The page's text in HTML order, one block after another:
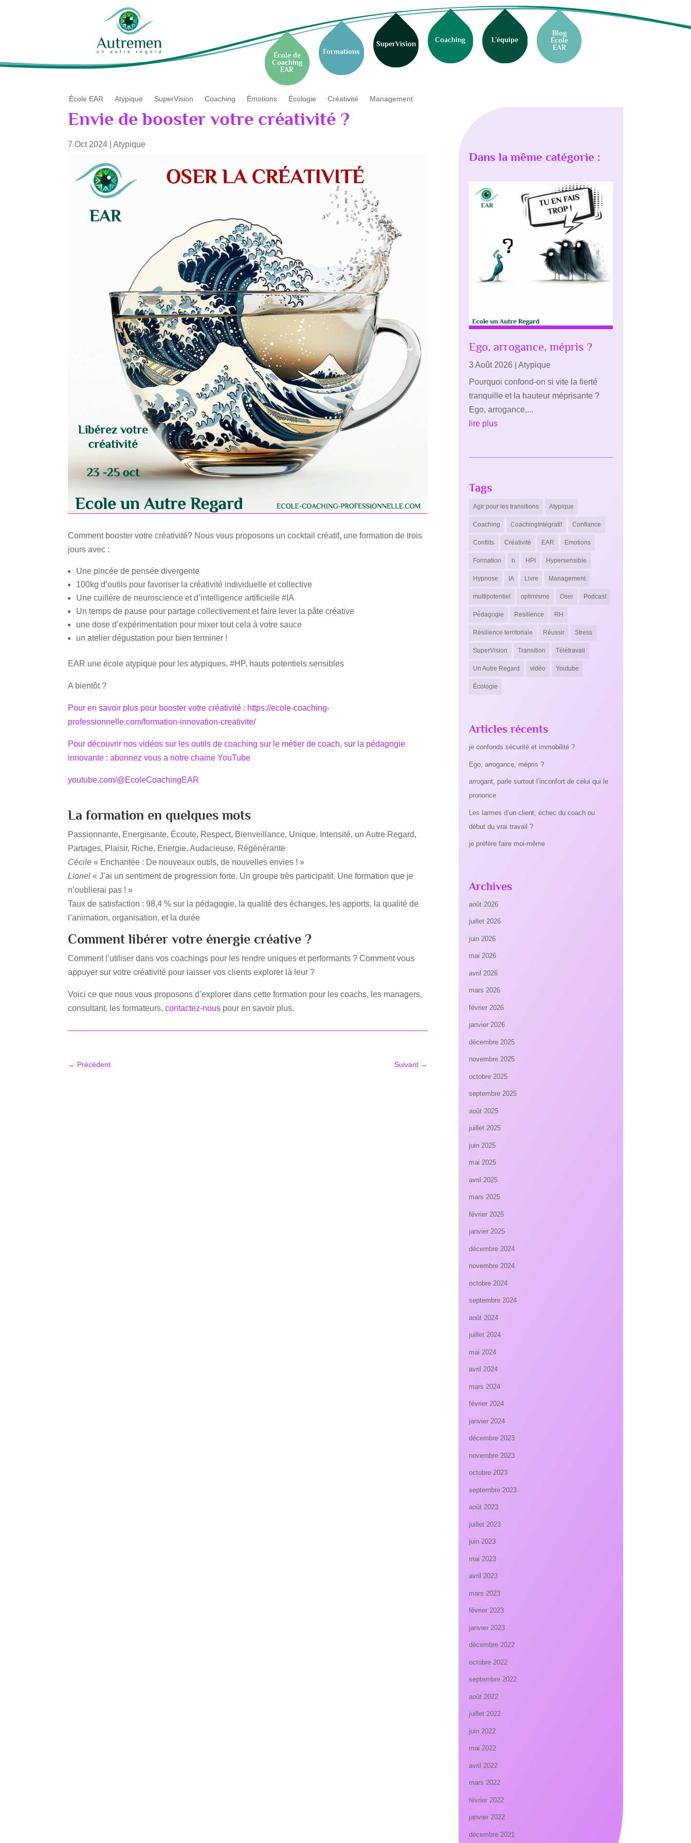
École de
Coaching
EAR
Formations
SuperVision Coaching L’équipe
Blog
École
EAR
École EAR Atypique SuperVision Coaching Émotions Écologie Créativité Management
Envie de booster votre créativité ?
7 Oct 2024 Atypique
Comment booster votre créativité? Nous vous proposons un cocktail créatif, une formation de trois
jours avec :
Une pincée de pensée divergente
100kg d’outils pour favoriser la créativité individuelle et collective
Une cuillère de neuroscience et d’intelligence artificielle #IA
Un temps de pause pour partage collectivement et faire lever la pâte créative
une dose d’expérimentation pour mixer tout cela à votre sauce
un atelier dégustation pour bien terminer !
EAR une école atypique pour les atypiques, #HP, hauts potentiels sensibles
A bientôt ?
Pour en savoir plus pour booster votre créativité : https://ecole-coaching-
professionnelle.com/formation-innovation-creativite/
Pour découvrir nos vidéos sur les outils de coaching sur le métier de coach, sur la pédagogie
innovante : abonnez vous a notre chaine YouTube
youtube.com/@EcoleCoachingEAR
La formation en quelques mots
Passionnante, Energisante, Écoute, Respect, Bienveillance, Unique, Intensité, un Autre Regard,
Partages, Plaisir, Riche, Energie, Audacieuse, Régénérante
Cécile « Enchantée : De nouveaux outils, de nouvelles envies ! »
Lionel « J’ai un sentiment de progression forte. Un groupe très participatif. Une formation que je
n’oublierai pas ! »
Taux de satisfaction : 98,4 % sur la pédagogie, la qualité des échanges, les apports, la qualité de
l’animation, organisation, et la durée
Comment libérer votre énergie créative ?
Comment l’utiliser dans vos coachings pour les rendre uniques et performants ? Comment vous
appuyer sur votre créativité pour laisser vos clients explorer là leur ?
Voici ce que nous vous proposons d’explorer dans cette formation pour les coachs, les managers,
consultant, les formateurs, contactez-nous pour en savoir plus.
← Précédent Suivant →
Dans la même catégorie :
Ego, arrogance, mépris ?
3 Août 2026
Atypique
Pourquoi confond-on si vite la fierté
tranquille et la hauteur méprisante ?
Ego, arrogance,...
lire plus
Tags
Agir pour les transitions Atypique
Coaching CoachingIntégratif Confiance
Conflits Créativité EAR Emotions
Formation h HPI Hypersensible
Hypnose IA Livre Management
multipotentiel optimisme Oser Podcast
Pédagogie Resilience RH
Résilience territoriale Réussir Stress
SuperVision Transition Télétravail
Un Autre Regard vidéo Youtube
Écologie
Articles récents
je confonds sécurité et immobilité ?
Ego, arrogance, mépris ?
arrogant, parle surtout l’inconfort de celui qui le
prononce
Les larmes d’un client, échec du coach ou
début du vrai travail ?
je préfère faire moi-même
Archives
août 2026
juillet 2026
juin 2026
mai 2026
avril 2026
mars 2026
février 2026
janvier 2026
décembre 2025
novembre 2025
octobre 2025
septembre 2025
août 2025
juillet 2025
juin 2025
mai 2025
avril 2025
mars 2025
février 2025
janvier 2025
décembre 2024
novembre 2024
octobre 2024
septembre 2024
août 2024
juillet 2024
mai 2024
avril 2024
mars 2024
février 2024
janvier 2024
décembre 2023
novembre 2023
octobre 2023
septembre 2023
août 2023
juillet 2023
juin 2023
mai 2023
avril 2023
mars 2023
février 2023
janvier 2023
décembre 2022
octobre 2022
septembre 2022
août 2022
juillet 2022
juin 2022
mai 2022
avril 2022
mars 2022
février 2022
janvier 2022
décembre 2021